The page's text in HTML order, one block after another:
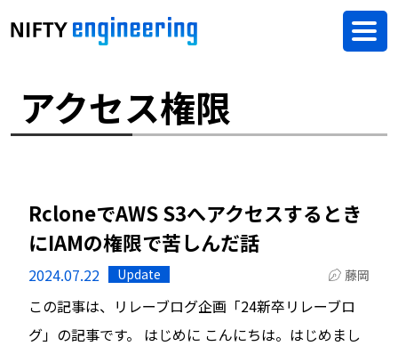
アクセス権限
RcloneでAWS S3へアクセスするとき
にIAMの権限で苦しんだ話
2024.07.22 Update 藤岡
この記事は、リレーブログ企画「24新卒リレーブロ
グ」の記事です。 はじめに こんにちは。はじめまし